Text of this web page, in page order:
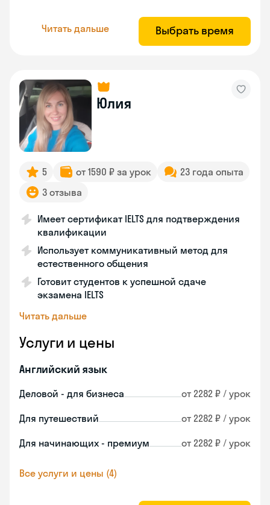
Читать дальше Выбрать время
Юлия
5 от 1590 ₽ за урок
23 года опыта
3 отзыва
Имеет сертификат IELTS для подтверждения
квалификации
Использует коммуникативный метод для
естественного общения
Готовит студентов к успешной сдаче
экзамена IELTS
Читать дальше
Услуги и цены
Английский язык
Деловой - для бизнеса от 2282 ₽ / урок
Для путешествий от 2282 ₽ / урок
Для начинающих - премиум от 2282 ₽ / урок
Все услуги и цены (4)